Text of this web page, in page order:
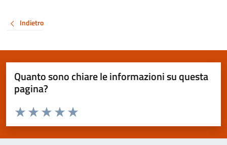
Indietro
Quanto sono chiare le informazioni su questa
pagina?
Valuta da 1 a 5 stelle la pagina
Valuta 5 stelle su 5
Valuta 4 stelle su 5
Valuta 3 stelle su 5
Valuta 2 stelle su 5
Valuta 1 stelle su 5